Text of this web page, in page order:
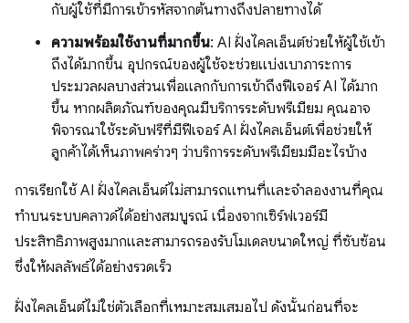
กับผู้ใช้ที่มีการเข้ารหัสจากต้นทางถึงปลายทางได้
ความพร้อมใช้งานที่มากขึ้น: AI ฝั่งไคลเอ็นต์ช่วยให้ผู้ใช้เข้า
ถึงได้มากขึ้น อุปกรณ์ของผู้ใช้จะช่วยแบ่งเบาภาระการ
ประมวลผลบางส่วนเพื่อแลกกับการเข้าถึงฟีเจอร์ AI ได้มาก
ขึ้น หากผลิตภัณฑ์ของคุณมีบริการระดับพรีเมียม คุณอาจ
พิจารณาใช้ระดับฟรีที่มีฟีเจอร์ AI ฝั่งไคลเอ็นต์เพื่อช่วยให้
ลูกค้าได้เห็นภาพคร่าวๆ ว่าบริการระดับพรีเมียมมีอะไรบ้าง
การเรียกใช้ AI ฝั่งไคลเอ็นต์ไม่สามารถแทนที่และจำลองงานที่คุณ
ทำบนระบบคลาวด์ได้อย่างสมบูรณ์ เนื่องจากเซิร์ฟเวอร์มี
ประสิทธิภาพสูงมากและสามารถรองรับโมเดลขนาดใหญ่ ที่ซับซ้อน
ซึ่งให้ผลลัพธ์ได้อย่างรวดเร็ว
ฝั่งไคลเอ็นต์ไม่ใช่ตัวเลือกที่เหมาะสมเสมอไป ดังนั้นก่อนที่จะ